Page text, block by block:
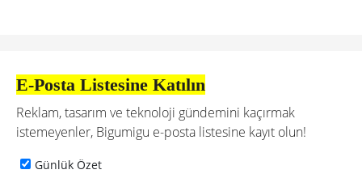
E-Posta Listesine Katılın
Reklam, tasarım ve teknoloji gündemini kaçırmak
istemeyenler, Bigumigu e-posta listesine kayıt olun!
Günlük Özet